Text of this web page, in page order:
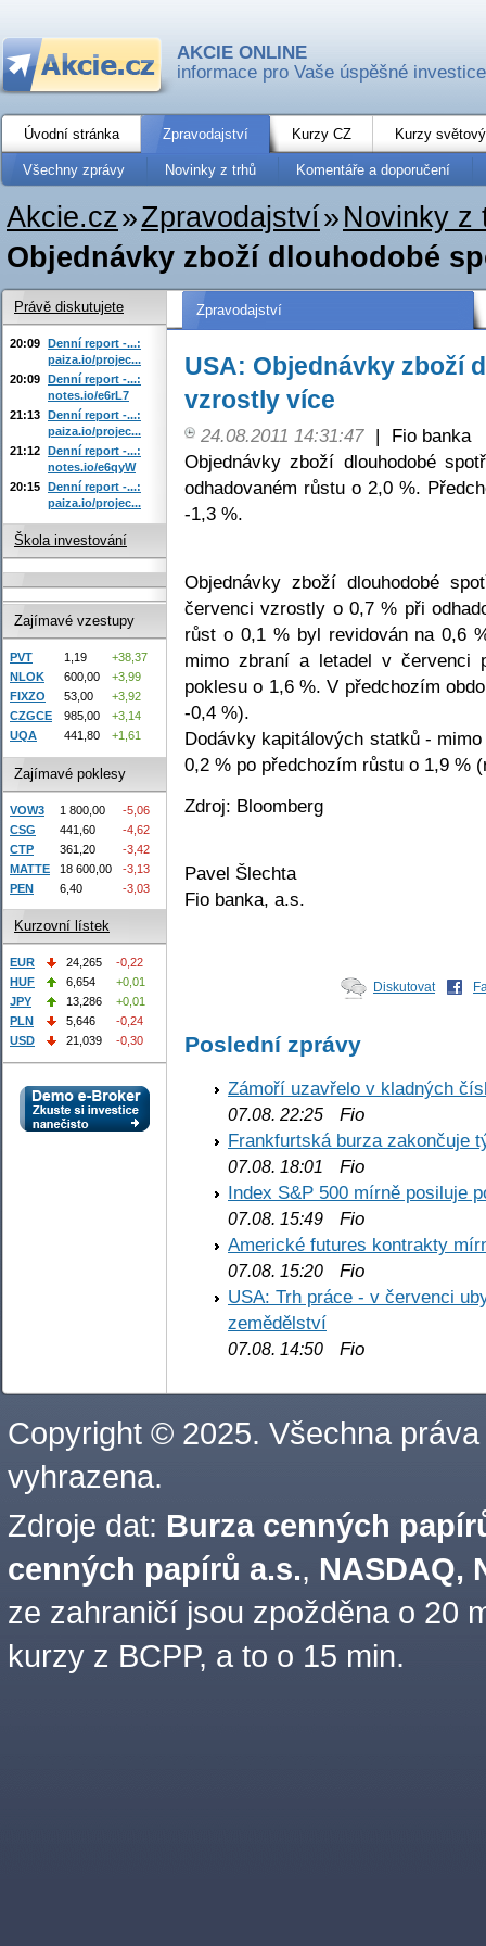
AKCIE ONLINE
informace pro Vaše úspěšné investice
Úvodní stránka Zpravodajství Kurzy CZ Kurzy
Všechny zprávy Novinky z trhů Komentáře a doporučení
Akcie.cz»Zpravodajství» Novinky z
Objednávky zboží dlouhodobé
Zpravodajství
USA: Objednávky zboží
vzrostly více
24.08.2011 14:31:47 |
Fio banka
Objednávky zboží dlouhodobé
odhadovaném růstu o 2,0 %.
-1,3 %.
Objednávky zboží dlouhodobé
červenci vzrostly o 0,7 % při
růst o 0,1 % byl revidován na 0,6
mimo zbraní a letadel v červenci
poklesu o 1,6 %. V předchozím
-0,4 %).
Dodávky kapitálových statků -
0,2 % po předchozím růstu o 1,9 %
Zdroj: Bloomberg
Pavel Šlechta
Fio banka, a.s.
Diskutovat
Poslední zprávy
Zámoří uzavřelo v kladných
07.08. 22:25 Fio
Frankfurtská burza zakončuje
07.08. 18:01
Fio
Index S&P 500 mírně posiluje
07.08. 15:49 Fio
Americké futures kontrakty
07.08. 15:20 Fio
USA: Trh práce - v červenci
zemědělství
07.08. 14:50 Fio
Právě diskutujete
20:09 Denní report -...:
paiza.io/projec...
20:09 Denní report -...:
notes.io/e6rL7
21:13 Denní report -...:
paiza.io/projec...
21:12 Denní report -...:
notes.io/e6qyW
20:15 Denní report -...:
paiza.io/projec...
Škola investování
Zajímavé vzestupy
PVT 1,19
+38,37
NLOK
600,00
+3,99
FIXZO
53,00
+3,92
CZGCE
985,00
+3,14
UQA
441,80 +1,61
Zajímavé poklesy
VOW3 1 800,00
-5,06
CSG
441,60
-4,62
CTP
361,20
-3,42
MATTE
18 600,00
-3,13
PEN
6,40 -3,03
Kurzovní lístek
EUR 24,265
-0,22
HUF
6,654
+0,01
JPY
13,286
+0,01
PLN
5,646
-0,24
USD
21,039 -0,30
Copyright © 2025. Všechna práva
vyhrazena.
Zdroje dat: Burza cenných
cenných papírů a.s., NASDAQ,
ze zahraničí jsou zpožděna o 20
kurzy z BCPP, a to o 15 min.